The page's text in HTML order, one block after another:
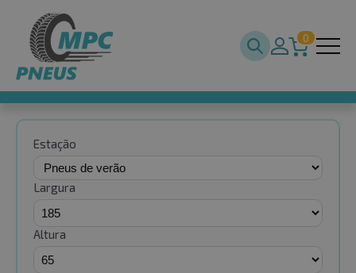
0
Estação
Largura
Altura